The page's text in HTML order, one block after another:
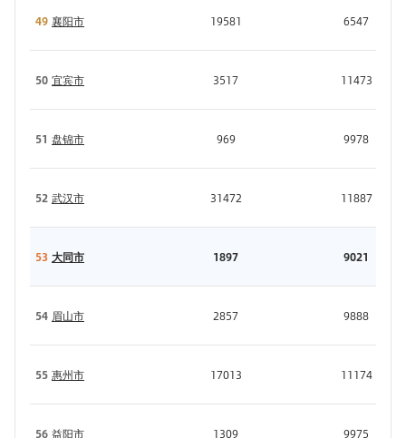
49 襄阳市 19581 6547
50 宜宾市 3517 11473
51 盘锦市 969 9978
52 武汉市 31472 11887
53 大同市 1897 9021
54 眉山市 2857 9888
55 惠州市 17013 11174
56 益阳市 1309 9975